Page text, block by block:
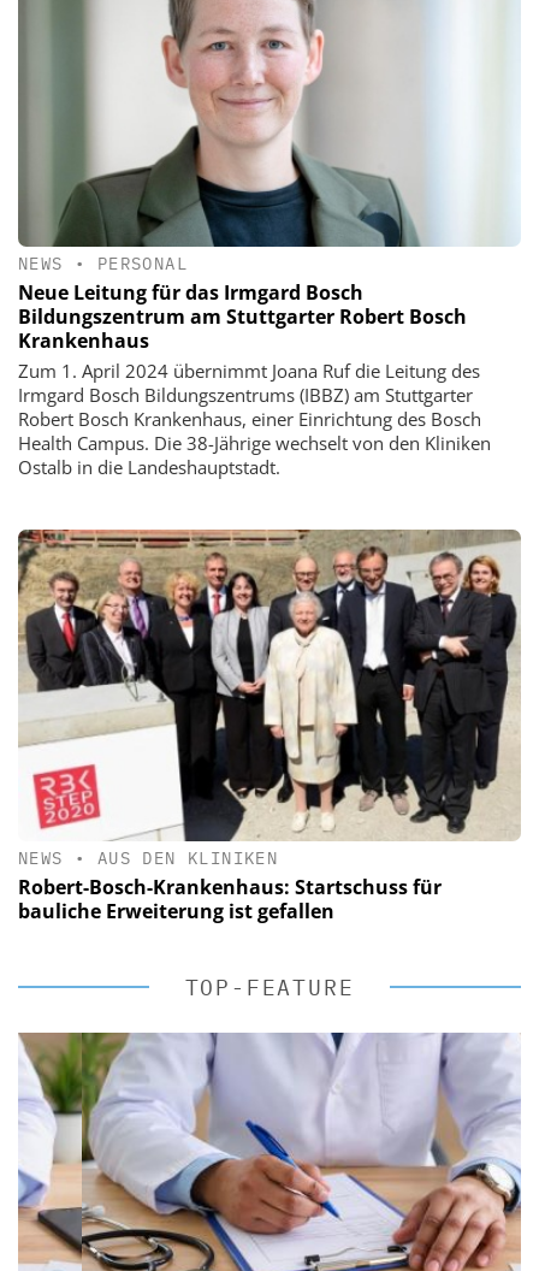
NEWS • PERSONAL
Neue Leitung für das Irmgard Bosch
Bildungszentrum am Stuttgarter Robert Bosch
Krankenhaus
Zum 1. April 2024 übernimmt Joana Ruf die Leitung des
Irmgard Bosch Bildungszentrums (IBBZ) am Stuttgarter
Robert Bosch Krankenhaus, einer Einrichtung des Bosch
Health Campus. Die 38-Jährige wechselt von den Kliniken
Ostalb in die Landeshauptstadt.
NEWS • AUS DEN KLINIKEN
Robert-Bosch-Krankenhaus: Startschuss für
bauliche Erweiterung ist gefallen
TOP-FEATURE